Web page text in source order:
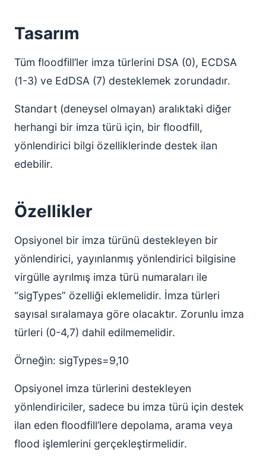
Tasarım
Tüm floodfill’ler imza türlerini DSA (0), ECDSA
(1-3) ve EdDSA (7) desteklemek zorundadır.
Standart (deneysel olmayan) aralıktaki diğer
herhangi bir imza türü için, bir floodfill,
yönlendirici bilgi özelliklerinde destek ilan
edebilir.
Özellikler
Opsiyonel bir imza türünü destekleyen bir
yönlendirici, yayınlanmış yönlendirici bilgisine
virgülle ayrılmış imza türü numaraları ile
“sigTypes” özelliği eklemelidir. İmza türleri
sayısal sıralamaya göre olacaktır. Zorunlu imza
türleri (0-4,7) dahil edilmemelidir.
Örneğin: sigTypes=9,10
Opsiyonel imza türlerini destekleyen
yönlendiriciler, sadece bu imza türü için destek
ilan eden floodfill’lere depolama, arama veya
flood işlemlerini gerçekleştirmelidir.